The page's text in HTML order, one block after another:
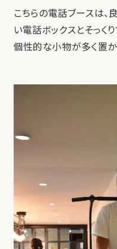
こちらの電話ブースは、
い電話ボックスとそっく
個性的な小物が多く置か